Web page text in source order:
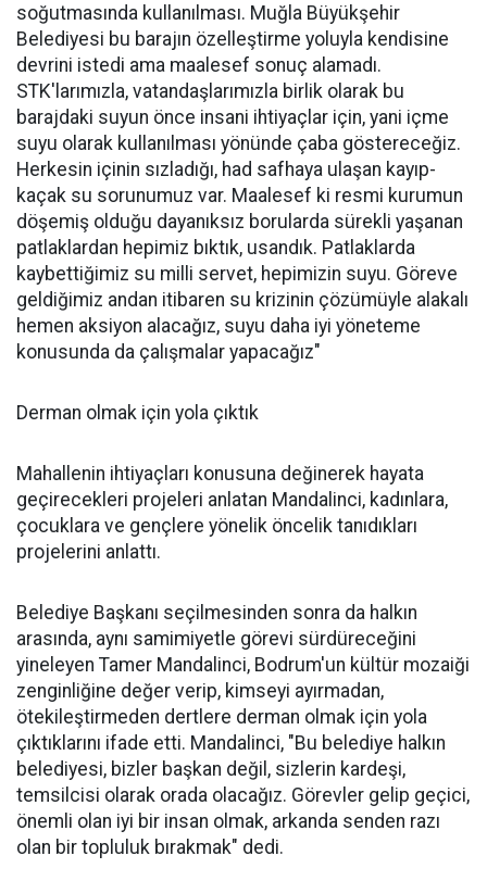
soğutmasında kullanılması. Muğla Büyükşehir
Belediyesi bu barajın özelleştirme yoluyla kendisine
devrini istedi ama maalesef sonuç alamadı.
STK'larımızla, vatandaşlarımızla birlik olarak bu
barajdaki suyun önce insani ihtiyaçlar için, yani içme
suyu olarak kullanılması yönünde çaba göstereceğiz.
Herkesin içinin sızladığı, had safhaya ulaşan kayıp-
kaçak su sorunumuz var. Maalesef ki resmi kurumun
döşemiş olduğu dayanıksız borularda sürekli yaşanan
patlaklardan hepimiz bıktık, usandık. Patlaklarda
kaybettiğimiz su milli servet, hepimizin suyu. Göreve
geldiğimiz andan itibaren su krizinin çözümüyle alakalı
hemen aksiyon alacağız, suyu daha iyi yöneteme
konusunda da çalışmalar yapacağız"
Derman olmak için yola çıktık
Mahallenin ihtiyaçları konusuna değinerek hayata
geçirecekleri projeleri anlatan Mandalinci, kadınlara,
çocuklara ve gençlere yönelik öncelik tanıdıkları
projelerini anlattı.
Belediye Başkanı seçilmesinden sonra da halkın
arasında, aynı samimiyetle görevi sürdüreceğini
yineleyen Tamer Mandalinci, Bodrum'un kültür mozaiği
zenginliğine değer verip, kimseyi ayırmadan,
ötekileştirmeden dertlere derman olmak için yola
çıktıklarını ifade etti. Mandalinci, "Bu belediye halkın
belediyesi, bizler başkan değil, sizlerin kardeşi,
temsilcisi olarak orada olacağız. Görevler gelip geçici,
önemli olan iyi bir insan olmak, arkanda senden razı
olan bir topluluk bırakmak" dedi.